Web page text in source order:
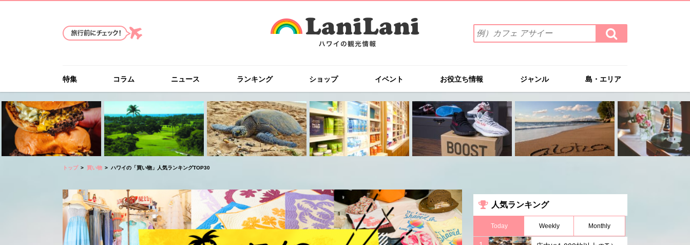
索
ワ
を
入
力
(例）
カ
フ
ェ
イ
ー
検
索
す
特集 コラム ニュース ランキング ショップ イベント お役立ち情報 ジャンル 島・エリア
トップ 買い物 ハワイの「買い物」人気ランキングTOP30
人気ランキング
Today Weekly Monthly